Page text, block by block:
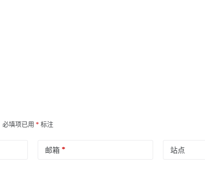
必填项已用 * 标注
邮箱* 站点